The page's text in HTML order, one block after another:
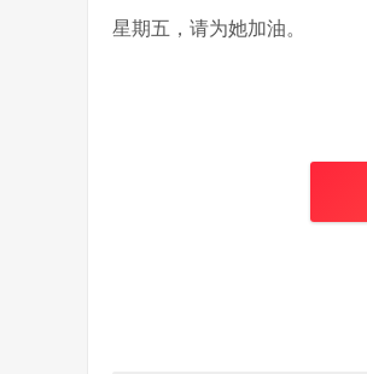
星期五，请为她加油。